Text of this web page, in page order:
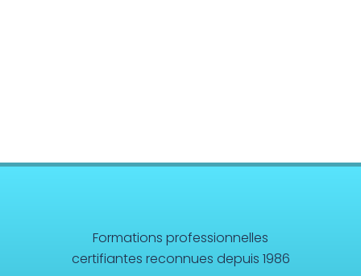
Formations professionnelles
certifiantes reconnues depuis 1986